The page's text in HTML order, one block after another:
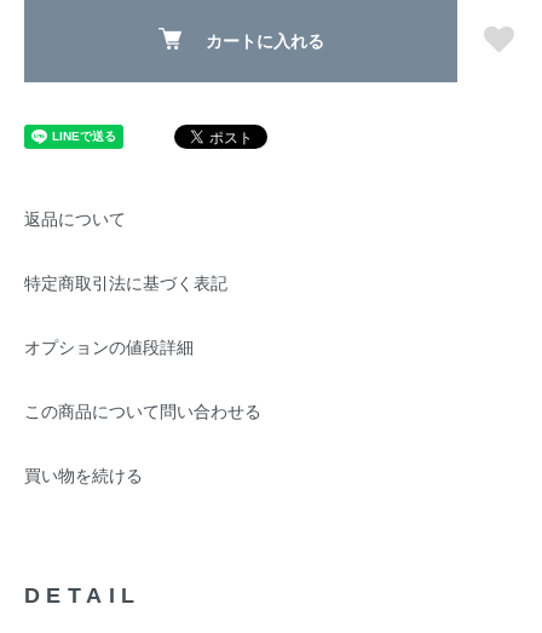
カートに入れる
返品について
特定商取引法に基づく表記
オプションの値段詳細
この商品について問い合わせる
買い物を続ける
DETAIL